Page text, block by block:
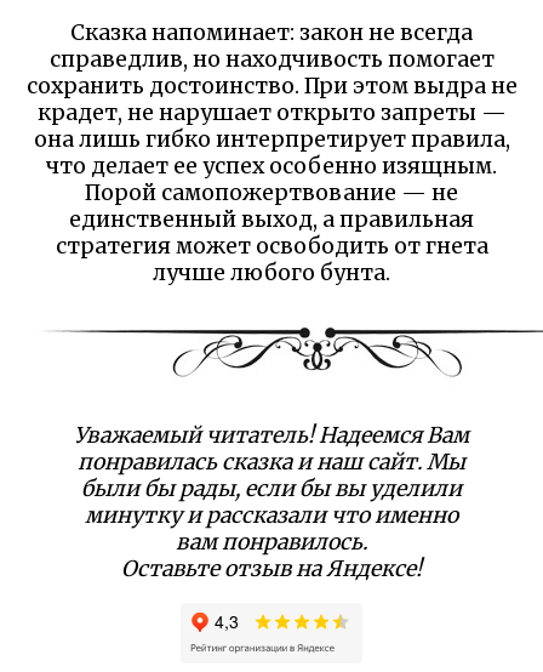
Сказка напоминает: закон не всегда
справедлив, но находчивость помогает
сохранить достоинство. При этом выдра не
крадет, не нарушает открыто запреты —
она лишь гибко интерпретирует правила,
что делает ее успех особенно изящным.
Порой самопожертвование — не
единственный выход, а правильная
стратегия может освободить от гнета
лучше любого бунта.
Уважаемый читатель! Надеемся Вам
понравилась сказка и наш сайт. Мы
были бы рады, если бы вы уделили
минутку и рассказали что именно
вам понравилось.
Оставьте отзыв на Яндексе!